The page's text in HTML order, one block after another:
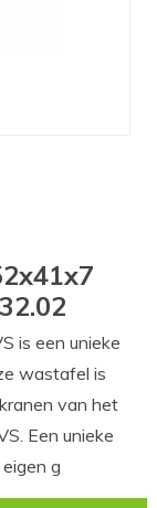
is een unieke
wastafel is
van het
Een unieke
g